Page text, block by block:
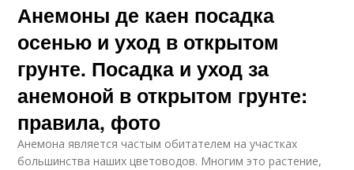
Анемоны де каен посадка
осенью и уход в открытом
грунте. Посадка и уход за
анемоной в открытом грунте:
правила, фото
Анемона является частым обитателем на участках
большинства наших цветоводов. Многим это растение,